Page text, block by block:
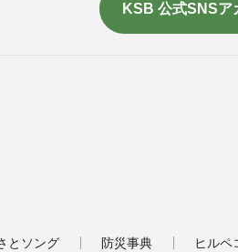
KSB 公式SNSア
とソング 防災事典 ヒルペ